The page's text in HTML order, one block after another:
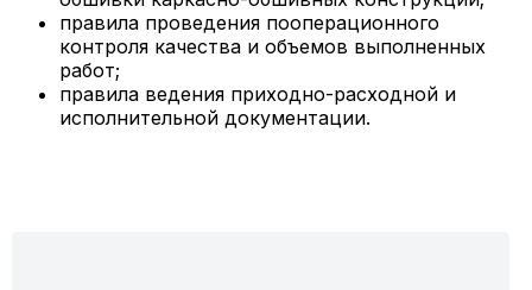
правила проведения пооперационного
контроля качества и объемов выполненных
работ;
правила ведения приходно-расходной и
исполнительной документации.